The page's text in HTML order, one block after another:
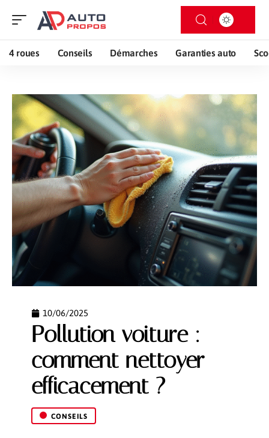
4 roues Conseils Démarches Garanties auto
10/06/2025
Pollution voiture :
comment nettoyer
efficacement ?
CONSEILS